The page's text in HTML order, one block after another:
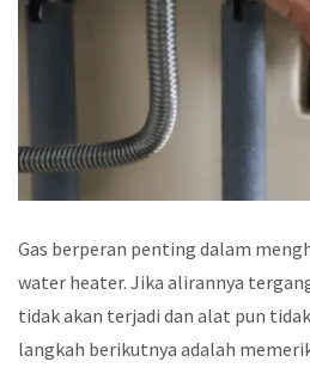
Gas berperan penting dalam
water heater. Jika alirannya
tidak akan terjadi dan alat pun
langkah berikutnya adalah